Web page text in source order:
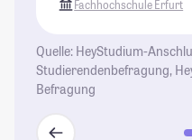
Fachhochschule Erfurt
Quelle: HeyStudium-
Studierendenbefragung,
Befragung